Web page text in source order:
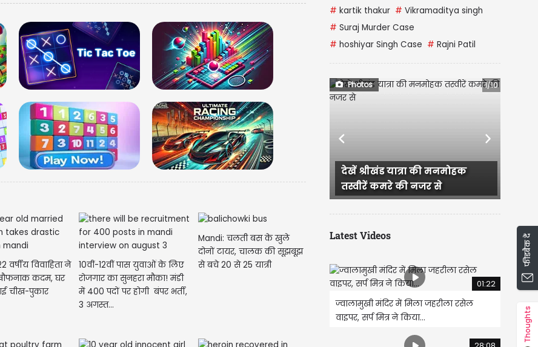
वर्षीय विवाहिता ने
कदम, घर
चीख-पुकार
10वीं-12वीं पास युवाओं के लिए
रोजगार का सुनहरा मौका! मंडी
में 400 पदों पर होगी बंपर भर्ती,
3 अगस्त...
Mandi: चलती बस के खुले
दोनों टायर, चालक की सूझबूझ
से बचे 20 से 25 यात्री
# kartik thakur # Vikramaditya singh
# Suraj Murder Case
# hoshiyar Singh Case # Rajni Patil
Photos 1/10
देखें श्रीखंड यात्रा की मनमोहक
तस्वीरें कमरे की नजर से
अंतर्राष्ट्रीय कुल्लू दशहरा
रंग तस्वीरों के संग
Previous Next
Latest Videos
01:22
ज्वालामुखी मंदिर में मिला जहरीला रसेल
वाइपर, सर्प मित्र ने किया...
फीडबैक दें
Thoughts